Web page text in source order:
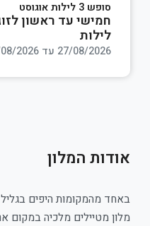
סופש 3 לילות אוגוסט
לילות
27/08/2026 עד 30/08/2026
אודות המלון